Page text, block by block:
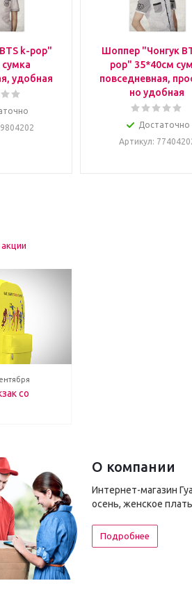
k-pop"
удобная
Шоппер "Чонгук
pop" 35*40см
повседневная,
но удобная
Достаточно
Артикул:
со
О компании
Интернет-магазин
осень, женское
Подробнее